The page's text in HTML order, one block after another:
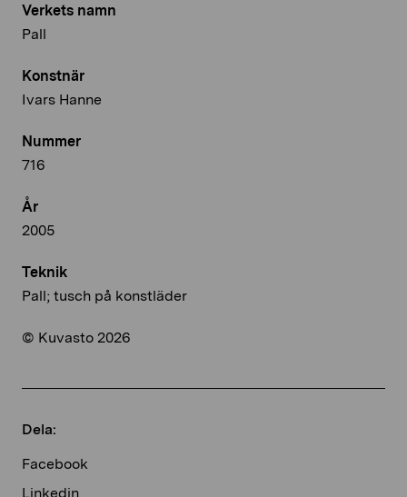
Verkets namn
Pall
Konstnär
Ivars Hanne
Nummer
716
År
2005
Teknik
Pall; tusch på konstläder
© Kuvasto 2026
Dela:
Facebook
Linkedin